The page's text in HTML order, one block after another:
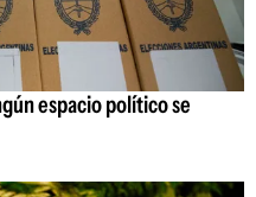
espacio político se